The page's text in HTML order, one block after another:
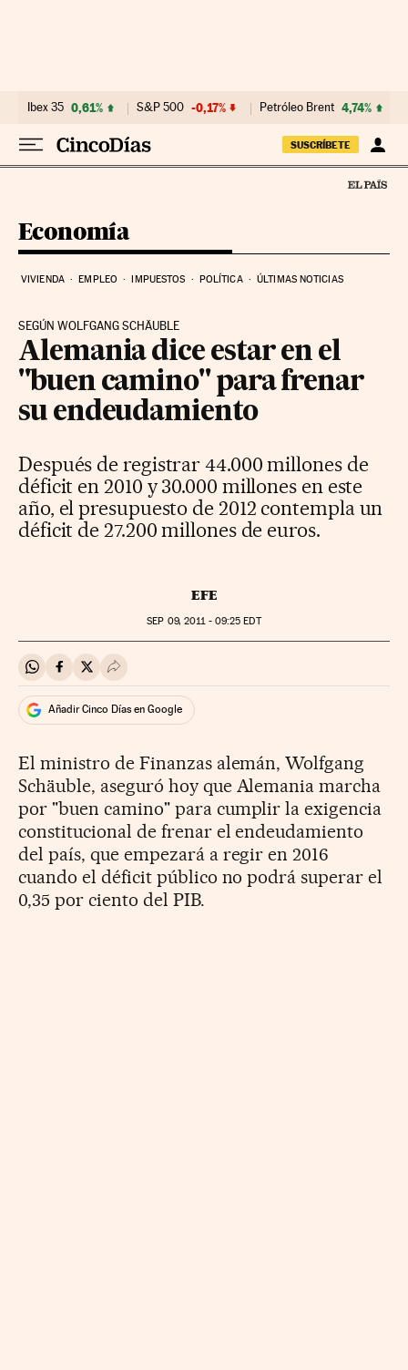
Ibex 35 0,61% S&P 500 -0,17% Petróleo Brent 4,74%
SUSCRÍBETE
Economía
VIVIENDA EMPLEO IMPUESTOS POLÍTICA ÚLTIMAS NOTICIAS
SEGÚN WOLFGANG SCHÄUBLE
Alemania dice estar en el
"buen camino" para frenar
su endeudamiento
Después de registrar 44.000 millones de
déficit en 2010 y 30.000 millones en este
año, el presupuesto de 2012 contempla un
déficit de 27.200 millones de euros.
EFE
SEP 09, 2011 - 09:25 EDT
Compartir en Whatsapp
Compartir en Facebook
Compartir en Twitter
Desplegar Redes Sociales
Añadir Cinco Días en Google
El ministro de Finanzas alemán, Wolfgang
Schäuble, aseguró hoy que Alemania marcha
por "buen camino" para cumplir la exigencia
constitucional de frenar el endeudamiento
del país, que empezará a regir en 2016
cuando el déficit público no podrá superar el
0,35 por ciento del PIB.